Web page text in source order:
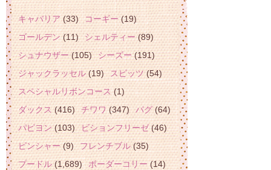
キャバリア(33) コーギー(19)
ゴールデン(11) シェルティー(89)
シュナウザー(105) シーズー(191)
ジャックラッセル(19) スピッツ(54)
スペシャルリボンコース(1)
ダックス(416) チワワ(347) パグ(64)
パピヨン(103) ビションフリーゼ(46)
ピンシャー(9) フレンチブル(35)
プードル(1,689) ボーダーコリー(14)